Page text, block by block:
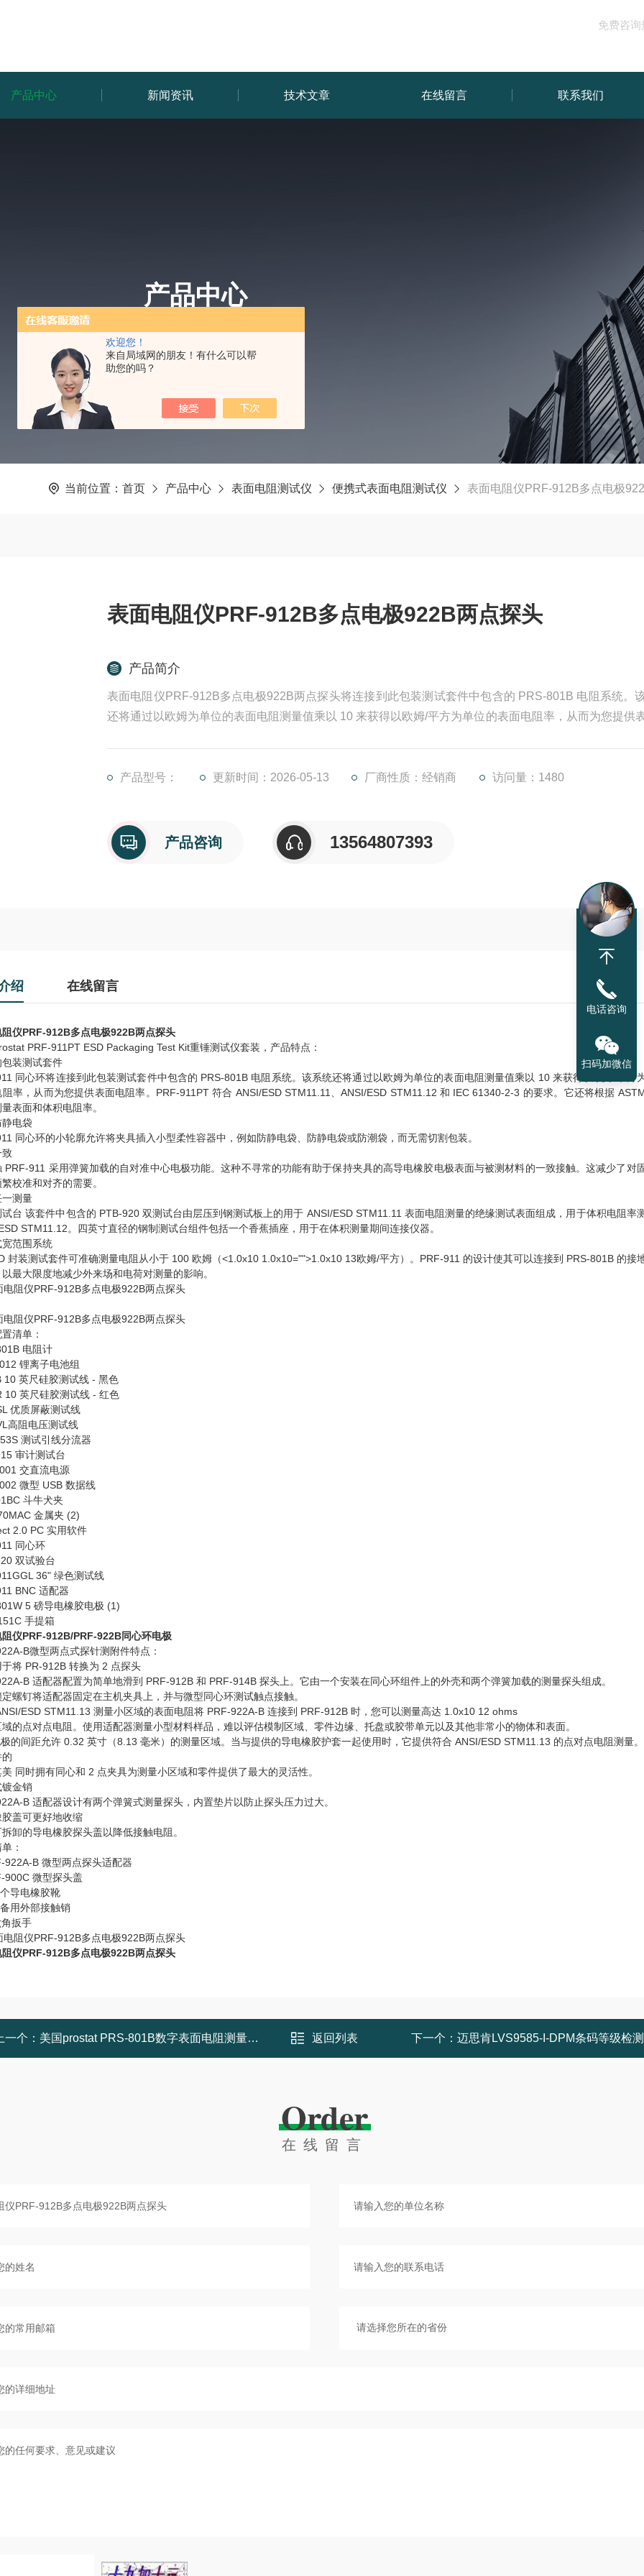
欢迎您！
来自局域网的朋友！有什么可以帮
助您的吗？
免费咨询
产品中心 新闻资讯 技术文章 在线留言 联系我们
产品中心
PRODUCTS CENTER
当前位置： 首页 产品中心 表面电阻测试仪 便携式表面电阻测试仪 表面电阻仪PRF-912B多点电极
表面电阻仪PRF-912B多点电极922B两点探头
产品简介
表面电阻仪PRF-912B多点电极922B两点探头将连接到此包装测试套件中包含的 PRS-801B 电阻系统。
还将通过以欧姆为单位的表面电阻测量值乘以 10 来获得以欧姆/平方为单位的表面电阻率，从而为您提供
产品型号： 更新时间：2026-05-13 厂商性质：经销商 访问量：1480
产品咨询 13564807393
绍 在线留言
阻仪PRF-912B多点电极922B两点探头
PRF-911PT ESD Packaging Test Kit重锤测试仪套装，产品特点：
装测试套件
同心环将连接到此包装测试套件中包含的 PRS-801B 电阻系统。该系统还将通过以欧姆为单位的表面电阻测量值乘以 10 来获得以欧姆/平方
阻率，从而为您提供表面电阻率。PRF-911PT 符合 ANSI/ESD STM11.11、ANSI/ESD STM11.12 和 IEC 61340-2-3 的要求。它还将根据
表面和体积电阻率。
电袋
同心环的小轮廓允许将夹具插入小型柔性容器中，例如防静电袋、防静电袋或防潮袋，而无需切割包装。
致
PRF-911 采用弹簧加载的自对准中心电极功能。这种不寻常的功能有助于保持夹具的高导电橡胶电极表面与被测材料的一致接触。这减少了对
校准和对齐的需要。
测量
台 该套件中包含的 PTB-920 双测试台由层压到钢测试板上的用于 ANSI/ESD STM11.11 表面电阻测量的绝缘测试表面组成，用于体积电阻率
STM11.12。四英寸直径的钢制测试台组件包括一个香蕉插座，用于在体积测量期间连接仪器。
范围系统
封装测试套件可准确测量电阻从小于 100 欧姆（<1.0x10 1.0x10="">1.0x10 13欧姆/平方）。PRF-911 的设计使其可以连接到 PRS-801B 的接
最大限度地减少外来场和电荷对测量的影响。
清单：
电阻计
锂离子电池组
10 英尺硅胶测试线 - 黑色
10 英尺硅胶测试线 - 红色
优质屏蔽测试线
高阻电压测试线
测试引线分流器
审计测试台
交直流电源
微型 USB 数据线
斗牛犬夹
金属夹 (2)
2.0 PC 实用软件
同心环
双试验台
36" 绿色测试线
BNC 适配器
5 磅导电橡胶电极 (1)
手提箱
阻仪PRF-912B/PRF-922B同心环电极
B微型两点式探针测附件特点：
将 PR-912B 转换为 2 点探头
B 适配器配置为简单地滑到 PRF-912B 和 PRF-914B 探头上。它由一个安装在同心环组件上的外壳和两个弹簧加载的测量探头组成。
螺钉将适配器固定在主机夹具上，并与微型同心环测试触点接触。
ESD STM11.13 测量小区域的表面电阻将 PRF-922A-B 连接到 PRF-912B 时，您可以测量高达 1.0x10 12 ohms
的点对点电阻。使用适配器测量小型材料样品，难以评估模制区域、零件边缘、托盘或胶带单元以及其他非常小的物体和表面。
的间距允许 0.32 英寸（8.13 毫米）的测量区域。当与提供的导电橡胶护套一起使用时，它提供符合 ANSI/ESD STM11.13 的点对点电阻测量。
同时拥有同心和 2 点夹具为测量小区域和零件提供了最大的灵活性。
金销
B 适配器设计有两个弹簧式测量探头，内置垫片以防止探头压力过大。
盖可更好地收缩
卸的导电橡胶探头盖以降低接触电阻。
：
922A-B 微型两点探头适配器
900C 微型探头盖
导电橡胶靴
用外部接触销
扳手
阻仪PRF-912B多点电极922B两点探头
一个： 美国prostat PRS-801B数字表面电阻测量系统 返回列表 下一个： 迈思肯LVS9585-I-DPM条码等级检
Order
在线留言
电话咨询
扫码加微信